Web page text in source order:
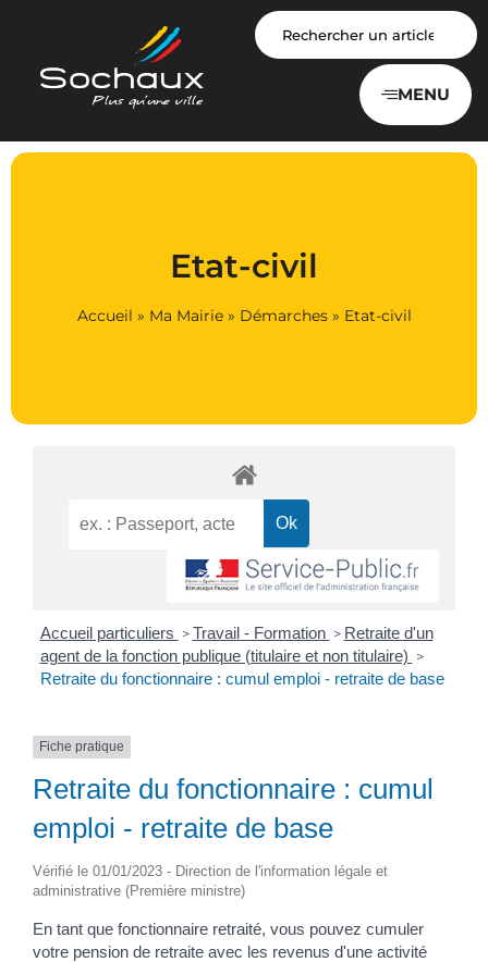
MENU
Etat-civil
Accueil » Ma Mairie» Démarches» Etat-civil
Accueil particuliers > Travail - Formation > Retraite d'un
agent de la fonction publique (titulaire et non titulaire) >
Retraite du fonctionnaire : cumul emploi - retraite de base
Fiche pratique
Retraite du fonctionnaire : cumul
emploi - retraite de base
Vérifié le 01/01/2023 - Direction de l'information légale et
administrative (Première ministre)
En tant que fonctionnaire retraité, vous pouvez cumuler
votre pension de retraite avec les revenus d'une activité
Panneau de gestion des cookies